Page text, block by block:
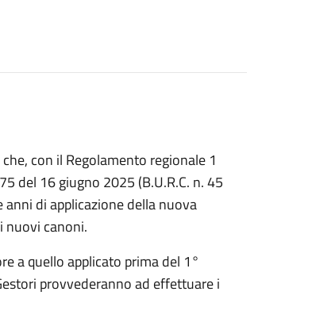
con il Regolamento regionale 1
del 16 giugno 2025 (B.U.R.C. n. 45
di applicazione della nuova
nuovi canoni.
a quello applicato prima del 1°
provvederanno ad effettuare i